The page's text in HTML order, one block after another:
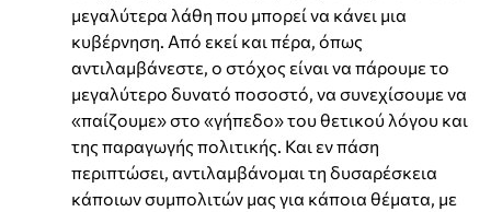
μεγαλύτερα λάθη που μπορεί να κάνει μια
κυβέρνηση. Από εκεί και πέρα, όπως
αντιλαμβάνεστε, ο στόχος είναι να πάρουμε το
μεγαλύτερο δυνατό ποσοστό, να συνεχίσουμε να
«παίζουμε» στο «γήπεδο» του θετικού λόγου και
της παραγωγής πολιτικής. Και εν πάση
περιπτώσει, αντιλαμβάνομαι τη δυσαρέσκεια
κάποιων συμπολιτών μας για κάποια θέματα, με